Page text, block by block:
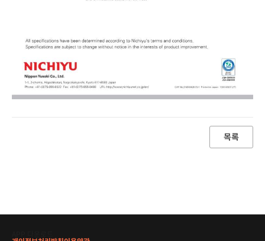
목록